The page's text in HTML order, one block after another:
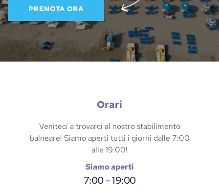
PRENOTA ORA
Orari
Veniteci a trovarci al nostro stabilimento
balneare! Siamo aperti tutti i giorni dalle 7:00
alle 19:00!
Siamo aperti
7:00 - 19:00